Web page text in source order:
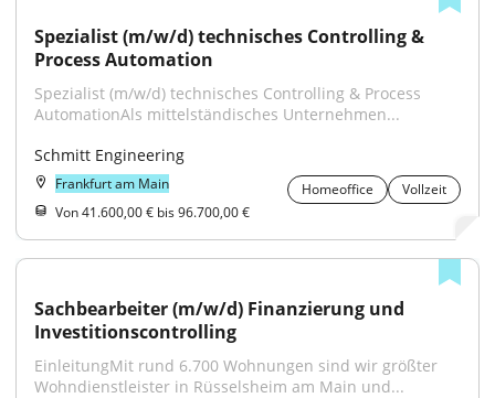
Spezialist (m/w/d) technisches Controlling &
Process Automation
Spezialist (m/w/d) technisches Controlling & Process
AutomationAls mittelständisches Unternehmen...
Schmitt Engineering
Frankfurt am Main Homeoffice
Vollzeit
Von 41.600,00 € bis 96.700,00 €
Sachbearbeiter (m/w/d) Finanzierung und
Investitionscontrolling
EinleitungMit rund 6.700 Wohnungen sind wir größter
Wohndienstleister in Rüsselsheim am Main und...